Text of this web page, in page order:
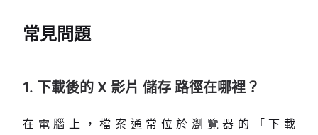
常見問題
1. 下載後的 X 影片 儲存 路徑在哪裡？
在電腦上，檔案通常位於瀏覽器的「下載